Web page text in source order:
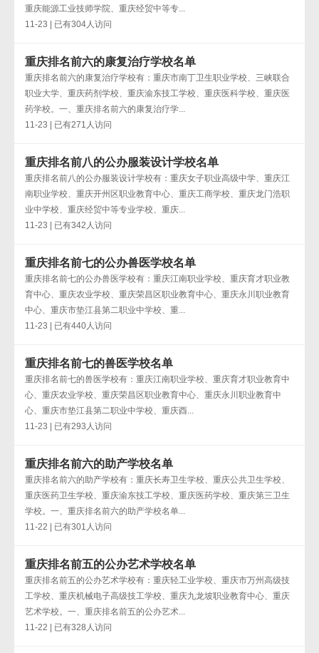
重庆能源工业技师学院、重庆经贸中等专...
11-23 | 已有304人访问
重庆排名前六的康复治疗学校名单
重庆排名前六的康复治疗学校有：重庆市南丁卫生职业学校、三峡联合
职业大学、重庆药剂学校、重庆渝东技工学校、重庆医科学校、重庆医
药学校。一、重庆排名前六的康复治疗学...
11-23 | 已有271人访问
重庆排名前八的公办服装设计学校名单
重庆排名前八的公办服装设计学校有：重庆女子职业高级中学、重庆江
南职业学校、重庆开州区职业教育中心、重庆工商学校、重庆龙门浩职
业中学校、重庆经贸中等专业学校、重庆...
11-23 | 已有342人访问
重庆排名前七的公办兽医学校名单
重庆排名前七的公办兽医学校有：重庆江南职业学校、重庆育才职业教
育中心、重庆农业学校、重庆荣昌区职业教育中心、重庆永川职业教育
中心、重庆市垫江县第二职业中学校、重...
11-23 | 已有440人访问
重庆排名前七的兽医学校名单
重庆排名前七的兽医学校有：重庆江南职业学校、重庆育才职业教育中
心、重庆农业学校、重庆荣昌区职业教育中心、重庆永川职业教育中
心、重庆市垫江县第二职业中学校、重庆酉...
11-23 | 已有293人访问
重庆排名前六的助产学校名单
重庆排名前六的助产学校有：重庆长寿卫生学校、重庆公共卫生学校、
重庆医药卫生学校、重庆渝东技工学校、重庆医药学校、重庆第三卫生
学校。一、重庆排名前六的助产学校名单...
11-22 | 已有301人访问
重庆排名前五的公办艺术学校名单
重庆排名前五的公办艺术学校有：重庆轻工业学校、重庆市万州高级技
工学校、重庆机械电子高级技工学校、重庆九龙坡职业教育中心、重庆
艺术学校。一、重庆排名前五的公办艺术...
11-22 | 已有328人访问